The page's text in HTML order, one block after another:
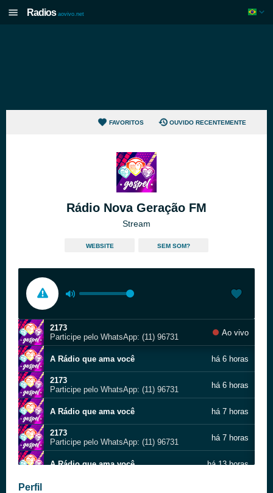
Radios aovivo.net
FAVORITOS OUVIDO RECENTEMENTE
Rádio Nova Geração FM
Stream
WEBSITE SEM SOM?
2173
Participe pelo WhatsApp: (11) 96731
Ao vivo
A Rádio que ama você há 6 horas
2173
Participe pelo WhatsApp: (11) 96731
há 6 horas
A Rádio que ama você há 7 horas
2173
Participe pelo WhatsApp: (11) 96731
há 7 horas
A Rádio que ama você há 13 horas
Perfil